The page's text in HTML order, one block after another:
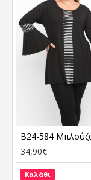
34,90€
Καλάθι